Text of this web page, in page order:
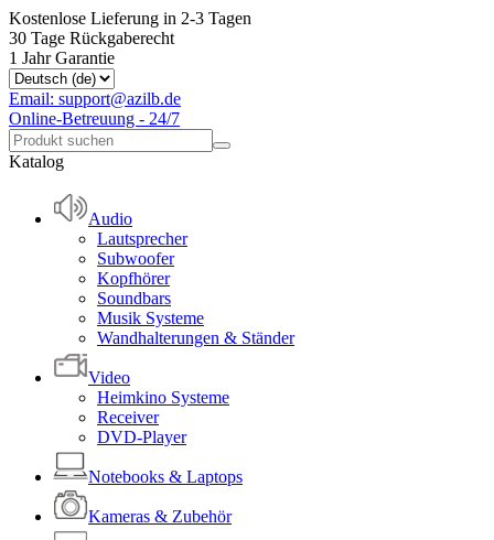
Kostenlose Lieferung in 2-3 Tagen
30 Tage Rückgaberecht
1 Jahr Garantie
Email: support@azilb.de
Online-Betreuung - 24/7
Katalog
Audio
Lautsprecher
Subwoofer
Kopfhörer
Soundbars
Musik Systeme
Wandhalterungen & Ständer
Video
Heimkino Systeme
Receiver
DVD-Player
Notebooks & Laptops
Kameras & Zubehör